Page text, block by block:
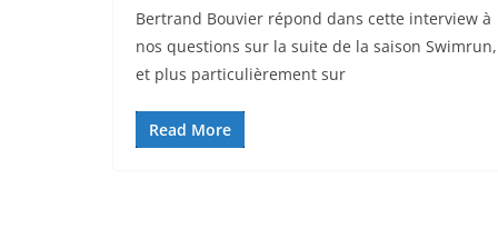
Bertrand Bouvier répond dans cette interview à
nos questions sur la suite de la saison Swimrun,
et plus particulièrement sur
Read More